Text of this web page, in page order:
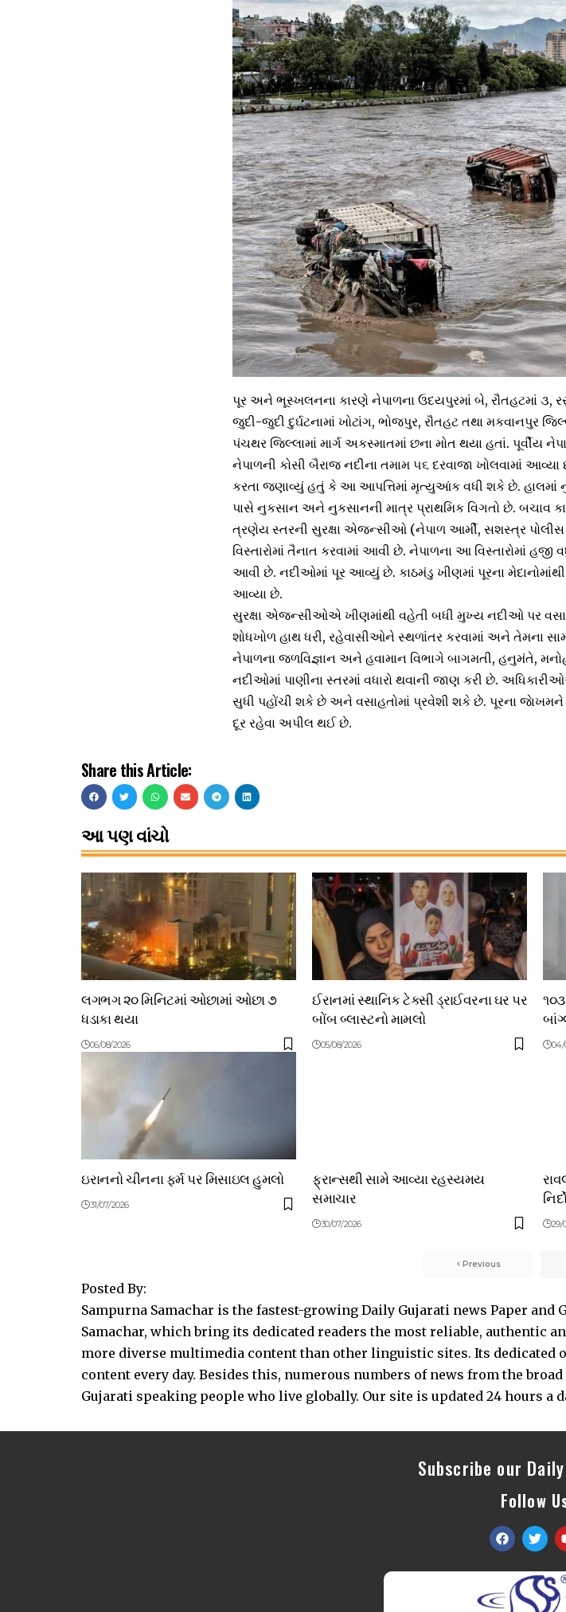
પૂર અને ભૂસ્ખલનના કારણે નેપાળના ઉદયપુરમાં બે, રૌતહટમાં ૩,
જુદી-જુદી દુર્ઘટનામાં ખોટાંગ, ભોજપુર, રૌતહટ તથા મકવાનપુર
પંચથર જિલ્લામાં માર્ગ અકસ્માતમાં છના મોત થયા હતાં. પૂર્વીય
નેપાળની કોસી બૈરાજ નદીના તમામ ૫૬ દરવાજા ખોલવામાં
કરતા જણાવ્યું હતું કે આ આપત્તિમાં મૃત્યુઆંક વધી શકે છે. હાલમાં
પાસે નુકસાન અને નુકસાનની માત્ર પ્રાથમિક વિગતો છે. બચાવ
ત્રણેય સ્તરની સુરક્ષા એજન્સીઓ (નેપાળ આર્મી, સશસ્ત્ર
વિસ્તારોમાં તૈનાત કરવામાં આવી છે. નેપાળના આ વિસ્તારોમાં
આવી છે. નદીઓમાં પૂર આવ્યું છે. કાઠમંડુ ખીણમાં પૂરના મેદાનોમાંથી
આવ્યા છે.
સુરક્ષા એજન્સીઓએ ખીણમાંથી વહેતી બધી મુખ્ય નદીઓ પર
શોધખોળ હાથ ધરી, રહેવાસીઓને સ્થળાંતર કરવામાં અને તેમના
નેપાળના જળવિજ્ઞાન અને હવામાન વિભાગે બાગમતી, હનુમંતે,
નદીઓમાં પાણીના સ્તરમાં વધારો થવાની જાણ કરી છે.
સુધી પહોંચી શકે છે અને વસાહતોમાં પ્રવેશી શકે છે. પૂરના
દૂર રહેવા અપીલ થઈ છે.
Share this Article:
આ પણ વાંચો
લગભગ ૨૦ મિનિટમાં ઓછામાં ઓછા ૭
ધડાકા થયા
06/08/2026
ઈરાનમાં સ્થાનિક ટેક્સી ડ્રાઈવરના ઘર પર
બોંબ બ્લાસ્ટનો મામલો
05/08/2026 04/
ઇરાનનો ચીનના ફર્મ પર મિસાઇલ હુમલો
31/07/2026
ફ્રાન્સથી સામે આવ્યા રહસ્યમય
સમાચાર
30/07/2026 29/
Previous
Posted By:
Sampurna Samachar is the fastest-growing Daily Gujarati news Paper and
Samachar, which bring its dedicated readers the most reliable, authentic
more diverse multimedia content than other linguistic sites. Its
content every day. Besides this, numerous numbers of news from the
Gujarati speaking people who live globally. Our site is updated 24 hours a
Subscribe our
Follow